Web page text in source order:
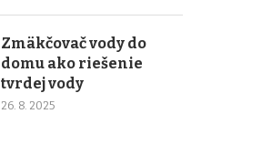
Zmäkčovač vody do
domu ako riešenie
tvrdej vody
26. 8. 2025